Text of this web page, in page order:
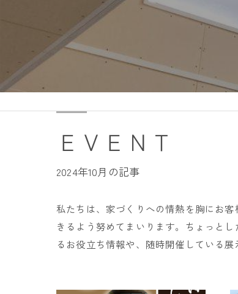
ＥＶＥＮＴ
2024年10月の記事
私たちは、家づくりへの情熱を胸にお
きるよう努めてまいります。ちょっと
るお役立ち情報や、随時開催している